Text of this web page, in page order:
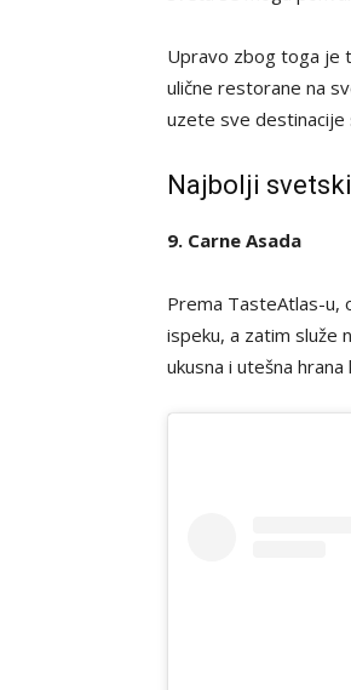
Upravo zbog toga je
ulične restorane na
uzete sve destinacije
Najbolji
9. Carne Asada
Prema TasteAtlas-u,
ispeku, a zatim služe
ukusna i utešna